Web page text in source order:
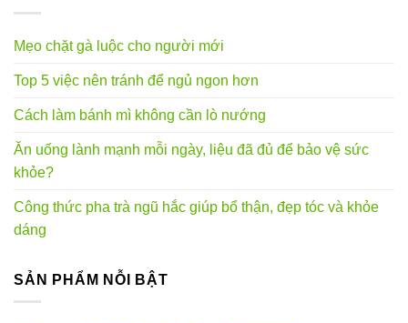
Mẹo chặt gà luộc cho người mới
Top 5 việc nên tránh để ngủ ngon hơn
Cách làm bánh mì không cần lò nướng
Ăn uống lành mạnh mỗi ngày, liệu đã đủ để bảo vệ sức
khỏe?
Công thức pha trà ngũ hắc giúp bổ thận, đẹp tóc và khỏe
dáng
SẢN PHẨM NỖI BẬT